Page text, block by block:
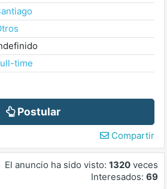
time
Postular
Compartir
El anuncio ha sido visto: 1320 veces
Interesados: 69